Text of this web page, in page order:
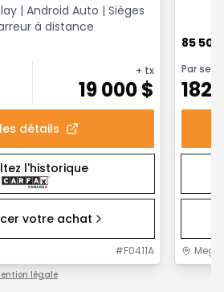
| Android Auto | Sièges
à distance
+ tx
19 000$
détails
l'historique
votre achat
#F0411A
légale
85
Par
182